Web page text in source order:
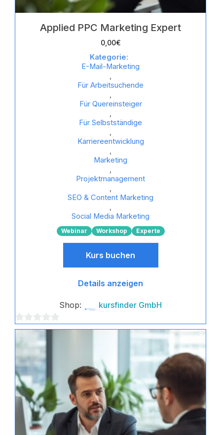
Applied PPC Marketing Expert
0,00€
Kategorie:
E-Mail-Marketing
,
Für Arbeitsuchende
,
Für Quereinsteiger
,
Für Selbstständige
,
Karriereentwicklung
,
Marketing
,
Projektmanagement
,
SEO & Content Marketing
,
Social Media Marketing
Webinar Workshop Experte
Kurs buchen
Details anzeigen
Shop: kursfinder GmbH
0
von